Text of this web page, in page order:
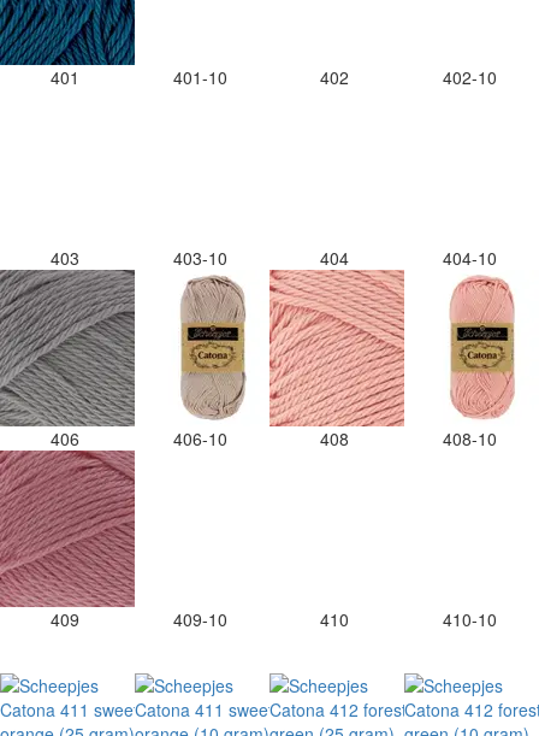
401 401-10 402 402-10
403 403-10 404 404-10
406 406-10 408 408-10
409 409-10 410 410-10